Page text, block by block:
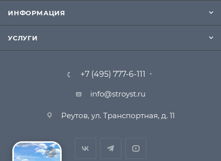
ИНФОРМАЦИЯ
УСЛУГИ
+7 (495) 777-6-111
info@stroyst.ru
Реутов, ул. Транспортная, д. 11